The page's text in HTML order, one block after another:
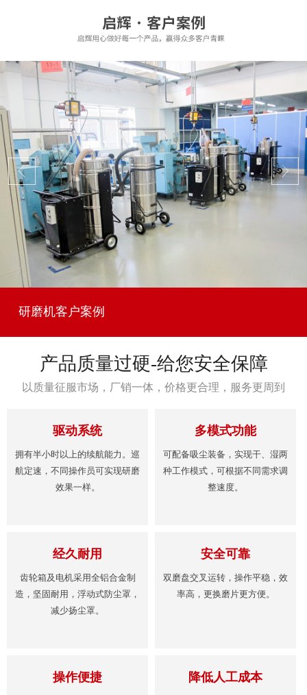
研磨机客户案例
产品质量过硬-给您安全保障
以质量征服市场，厂销一体，价格更合理，服务更周到
驱动系统
拥有半小时以上的续航能力。巡
航定速，不同操作员可实现研磨
效果一样。
多模式功能
可配备吸尘装备，实现干、湿两
种工作模式，可根据不同需求调
整速度。
经久耐用
齿轮箱及电机采用全铝合金制
造，坚固耐用，浮动式防尘罩，
减少扬尘罩。
安全可靠
双磨盘交叉运转，操作平稳，效
率高，更换磨片更方便。
操作便捷 降低人工成本